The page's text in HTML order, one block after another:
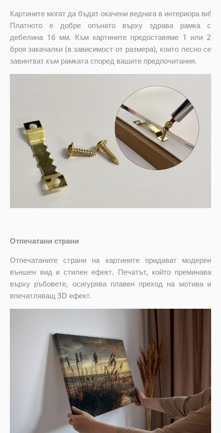
Картините могат да бъдат окачени веднага в интериора ви!
Платното е добре опънато върху здрава рамка с
дебелина 16 мм. Към картините предоставяме 1 или 2
броя закачалки (в зависимост от размера), които лесно се
завинтват към рамката според вашите предпочитания.
Отпечатани страни
Отпечатаните страни на картините придават модерен
външен вид и стилен ефект. Печатът, който преминава
върху ръбовете, осигурява плавен преход на мотива и
впечатляващ 3D ефект.